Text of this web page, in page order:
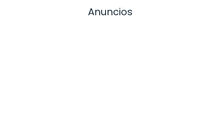
Anuncios